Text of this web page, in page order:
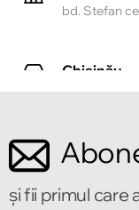
bd. Stefan
Chișinău
Chișinău
și fii primul care